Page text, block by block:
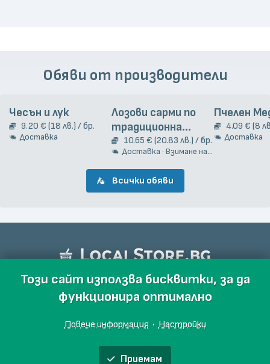
Обяви от производители
Чесън и лук
9.20 € (18 лв.) / бр.
Доставка
Лозови сарми по
традиционна
гръцка рецепта
2кг.
10.65 € (20.83 лв.) / бр.
Доставка · Взимане на място
Пчелен
4.09 € (8
Доставка
Всички обяви
Този сайт използва бисквитки, за да
функционира оптимално
Повече информация · Настройки
Приемам